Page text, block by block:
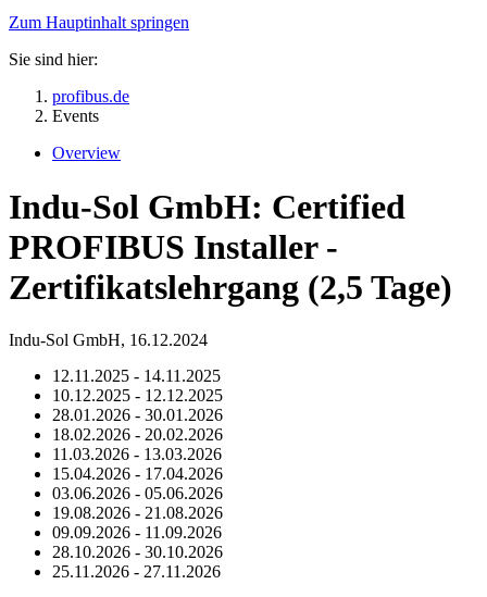
Zum Hauptinhalt springen
Sie sind hier:
profibus.de
Events
Overview
Indu-Sol GmbH: Certified
PROFIBUS Installer -
Zertifikatslehrgang (2,5 Tage)
Indu-Sol GmbH, 16.12.2024
12.11.2025 - 14.11.2025
10.12.2025 - 12.12.2025
28.01.2026 - 30.01.2026
18.02.2026 - 20.02.2026
11.03.2026 - 13.03.2026
15.04.2026 - 17.04.2026
03.06.2026 - 05.06.2026
19.08.2026 - 21.08.2026
09.09.2026 - 11.09.2026
28.10.2026 - 30.10.2026
25.11.2026 - 27.11.2026